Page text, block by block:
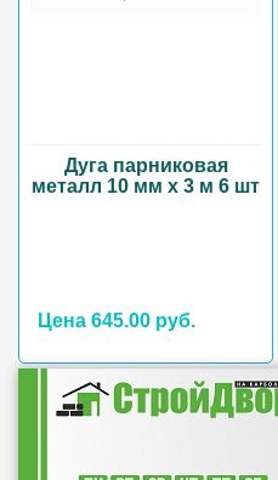
Дуга парниковая
металл 10 мм х 3 м 6 шт
Цена 645.00 руб.